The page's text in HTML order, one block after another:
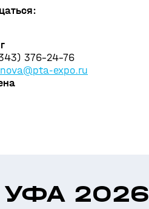
376-24-76
expo.ru
УФА 2026